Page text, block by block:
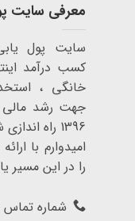
معرفی سایت
سایت پول
کسب درآمد
خانگی ،
جهت رشد مالی
1396 راه اندازی شد.
امیدوارم با
را در این مسیر
شماره تماس :